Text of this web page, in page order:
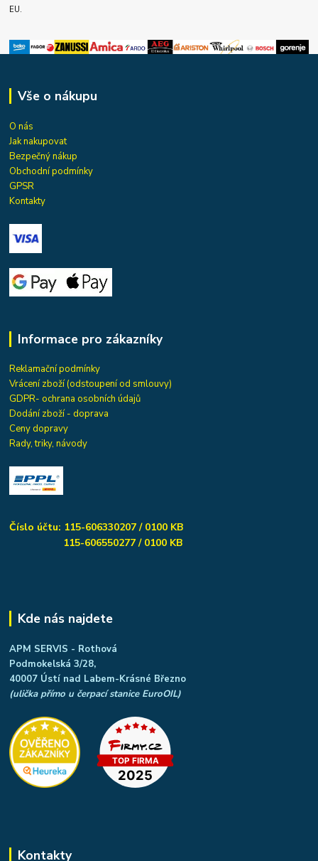
EU.
Vše o nákupu
O nás
Jak nakupovat
Bezpečný nákup
Obchodní podmínky
GPSR
Kontakty
Informace pro zákazníky
Reklamační podmínky
Vrácení zboží (odstoupení od smlouvy)
GDPR- ochrana osobních údajů
Dodání zboží - doprava
Ceny dopravy
Rady, triky, návody
Číslo účtu: 115-606330207 / 0100 KB
115-606550277 / 0100 KB
Kde nás najdete
APM SERVIS - Rothová
Podmokelská 3/28,
40007 Ústí nad Labem-Krásné Březno
(ulička přímo u čerpací stanice EuroOIL)
Kontakty